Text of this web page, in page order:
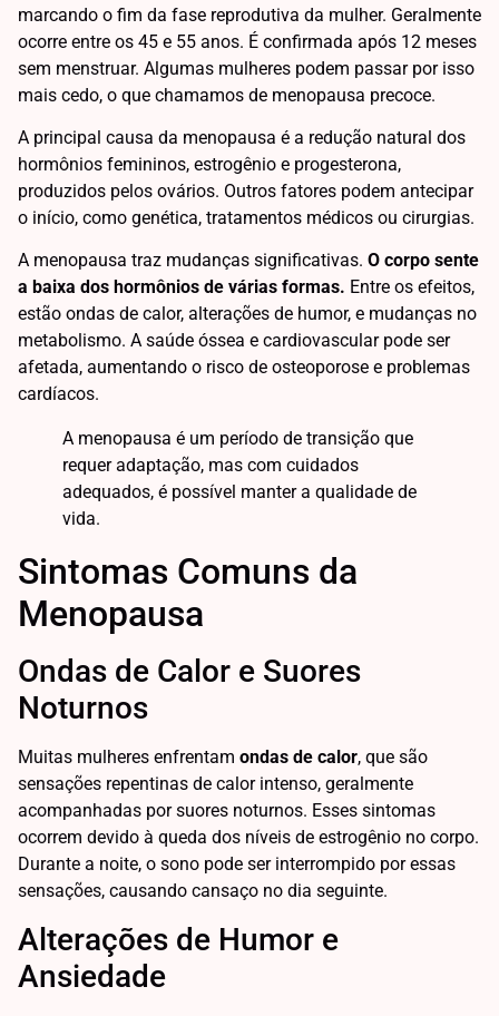
marcando o fim da fase reprodutiva da mulher. Geralmente
ocorre entre os 45 e 55 anos. É confirmada após 12 meses
sem menstruar. Algumas mulheres podem passar por isso
mais cedo, o que chamamos de menopausa precoce.
A principal causa da menopausa é a redução natural dos
hormônios femininos, estrogênio e progesterona,
produzidos pelos ovários. Outros fatores podem antecipar
o início, como genética, tratamentos médicos ou cirurgias.
A menopausa traz mudanças significativas. O corpo sente
a baixa dos hormônios de várias formas. Entre os efeitos,
estão ondas de calor, alterações de humor, e mudanças no
metabolismo. A saúde óssea e cardiovascular pode ser
afetada, aumentando o risco de osteoporose e problemas
cardíacos.
A menopausa é um período de transição que
requer adaptação, mas com cuidados
adequados, é possível manter a qualidade de
vida.
Sintomas Comuns da
Menopausa
Ondas de Calor e Suores
Noturnos
Muitas mulheres enfrentam ondas de calor, que são
sensações repentinas de calor intenso, geralmente
acompanhadas por suores noturnos. Esses sintomas
ocorrem devido à queda dos níveis de estrogênio no corpo.
Durante a noite, o sono pode ser interrompido por essas
sensações, causando cansaço no dia seguinte.
Alterações de Humor e
Ansiedade